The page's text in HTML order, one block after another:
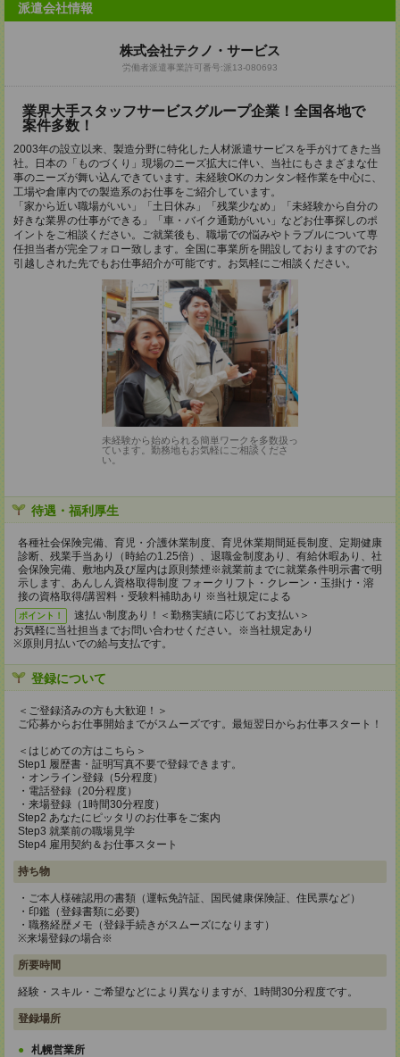
派遣会社情報
株式会社テクノ・サービス
労働者派遣事業許可番号:派13-080693
業界大手スタッフサービスグループ企業！全国各地で
案件多数！
2003年の設立以来、製造分野に特化した人材派遣サービスを手がけてきた当
社。日本の「ものづくり」現場のニーズ拡大に伴い、当社にもさまざまな仕
事のニーズが舞い込んできています。未経験OKのカンタン軽作業を中心に、
工場や倉庫内での製造系のお仕事をご紹介しています。
「家から近い職場がいい」「土日休み」「残業少なめ」「未経験から自分の
好きな業界の仕事ができる」「車・バイク通勤がいい」などお仕事探しのポ
イントをご相談ください。ご就業後も、職場での悩みやトラブルについて専
任担当者が完全フォロー致します。全国に事業所を開設しておりますのでお
引越しされた先でもお仕事紹介が可能です。お気軽にご相談ください。
未経験から始められる簡単ワークを多数扱っ
ています。勤務地もお気軽にご相談くださ
い。
待遇・福利厚生
各種社会保険完備、育児・介護休業制度、育児休業期間延長制度、定期健康
診断、残業手当あり（時給の1.25倍）、退職金制度あり、有給休暇あり、社
会保険完備、敷地内及び屋内は原則禁煙※就業前までに就業条件明示書で明
示します、あんしん資格取得制度 フォークリフト・クレーン・玉掛け・溶
接の資格取得/講習料・受験料補助あり ※当社規定による
ポイント！
速払い制度あり！＜勤務実績に応じてお支払い＞
お気軽に当社担当までお問い合わせください。※当社規定あり
※原則月払いでの給与支払です。
登録について
＜ご登録済みの方も大歓迎！＞
ご応募からお仕事開始までがスムーズです。最短翌日からお仕事スタート！
＜はじめての方はこちら＞
Step1 履歴書・証明写真不要で登録できます。
・オンライン登録（5分程度）
・電話登録（20分程度）
・来場登録（1時間30分程度）
Step2 あなたにピッタリのお仕事をご案内
Step3 就業前の職場見学
Step4 雇用契約＆お仕事スタート
持ち物
・ご本人様確認用の書類（運転免許証、国民健康保険証、住民票など）
・印鑑（登録書類に必要)
・職務経歴メモ（登録手続きがスムーズになります）
※来場登録の場合※
所要時間
経験・スキル・ご希望などにより異なりますが、1時間30分程度です。
登録場所
札幌営業所